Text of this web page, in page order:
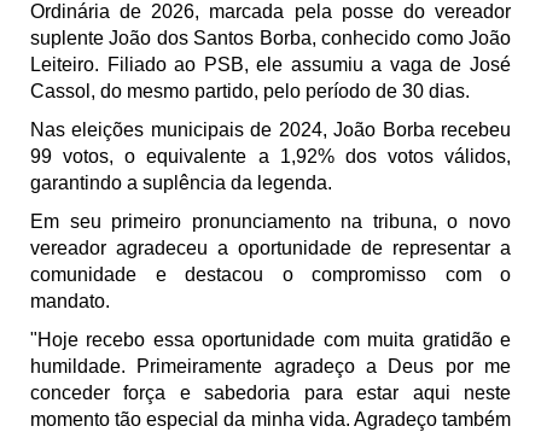
Ordinária de 2026, marcada pela posse do vereador
suplente João dos Santos Borba, conhecido como João
Leiteiro. Filiado ao PSB, ele assumiu a vaga de José
Cassol, do mesmo partido, pelo período de 30 dias.
Nas eleições municipais de 2024, João Borba recebeu
99 votos, o equivalente a 1,92% dos votos válidos,
garantindo a suplência da legenda.
Em seu primeiro pronunciamento na tribuna, o novo
vereador agradeceu a oportunidade de representar a
comunidade e destacou o compromisso com o
mandato.
"Hoje recebo essa oportunidade com muita gratidão e
humildade. Primeiramente agradeço a Deus por me
conceder força e sabedoria para estar aqui neste
momento tão especial da minha vida. Agradeço também